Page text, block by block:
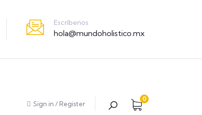
Escríbenos
hola@mundoholistico.mx
Sign in / Register
0